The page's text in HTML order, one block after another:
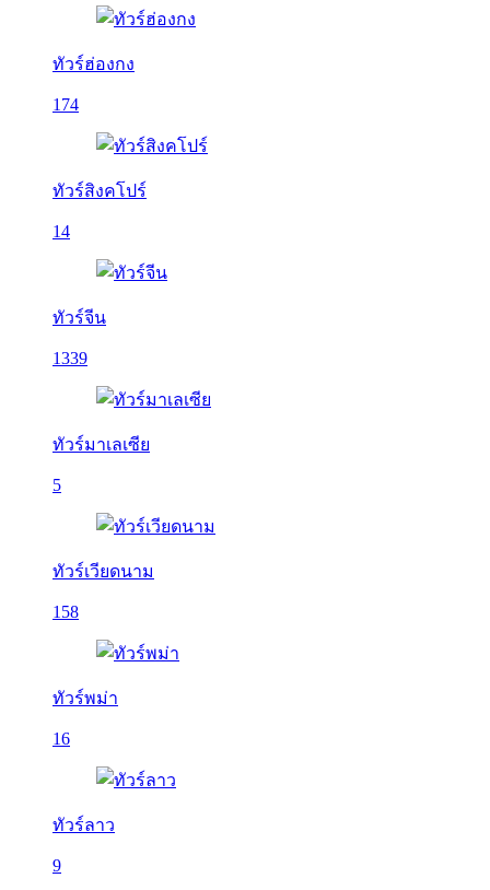
ทัวร์ฮ่องกง
174
ทัวร์สิงคโปร์
14
ทัวร์จีน
1339
ทัวร์มาเลเซีย
5
ทัวร์เวียดนาม
158
ทัวร์พม่า
16
ทัวร์ลาว
9